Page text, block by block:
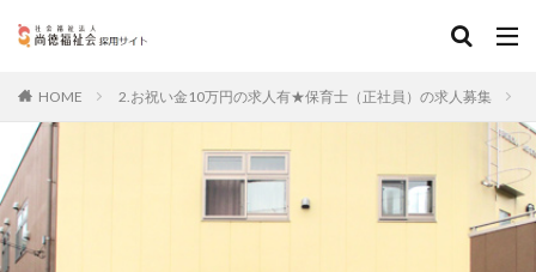
HOME 2.お祝い金10万円の求人有★保育士（正社員）の求人募集